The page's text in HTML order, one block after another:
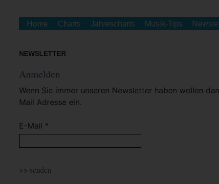
Home Charts Jahrescharts Musik-Tips
NEWSLETTER
Anmelden
Wenn Sie immer unseren Newsletter haben wollen
Mail Adresse ein.
E-Mail *